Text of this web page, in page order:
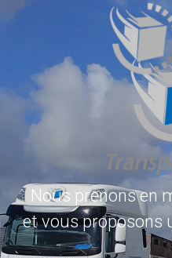
Nous prenons en
et vous proposons